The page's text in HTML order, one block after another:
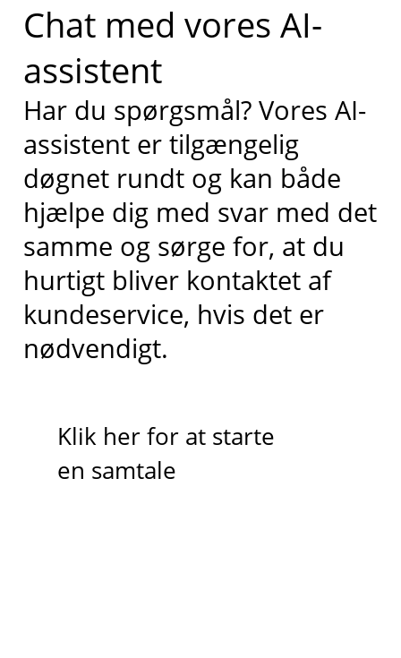
Chat med vores AI-
assistent
Har du spørgsmål? Vores AI-
assistent er tilgængelig
døgnet rundt og kan både
hjælpe dig med svar med det
samme og sørge for, at du
hurtigt bliver kontaktet af
kundeservice, hvis det er
nødvendigt.
Klik her for at starte
en samtale